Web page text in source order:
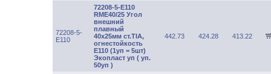
72208-5-
E110
72208-5-E110
RME40/25 Угол
внешний
плавный
40х25мм ст.TIA,
огнестойкость
Е110 (1уп = 5шт)
Экопласт уп ( уп.
50уп )
442.73 424.28 413.22